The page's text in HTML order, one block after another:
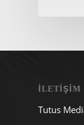
İLETIŞIM
Tutus